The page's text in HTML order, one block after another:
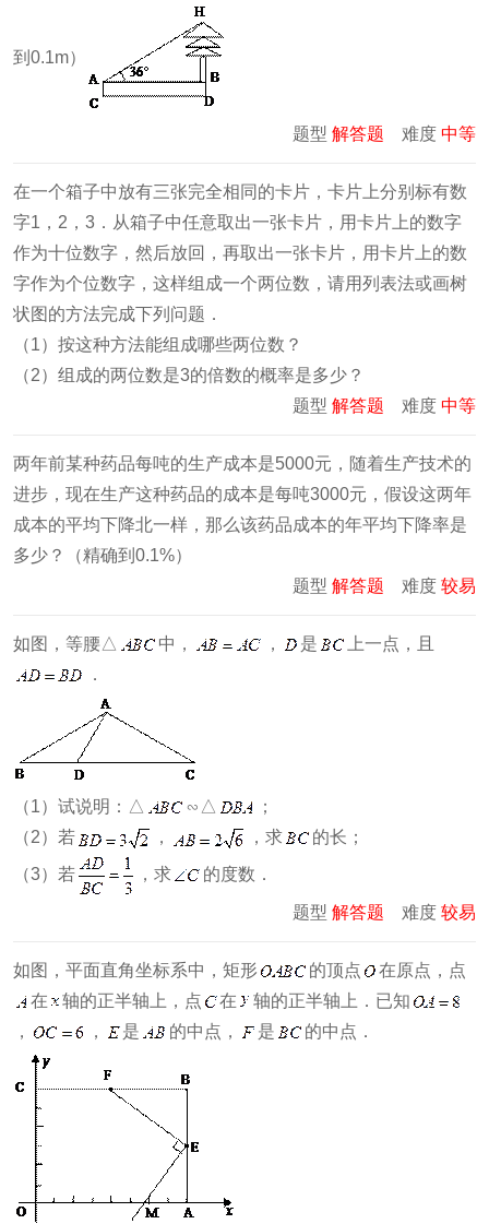
到0.1m）
题型 解答题 难度 中等
在一个箱子中放有三张完全相同的卡片，卡片上分别标有数
字1，2，3．从箱子中任意取出一张卡片，用卡片上的数字
作为十位数字，然后放回，再取出一张卡片，用卡片上的数
字作为个位数字，这样组成一个两位数，请用列表法或画树
状图的方法完成下列问题．
（1）按这种方法能组成哪些两位数？
（2）组成的两位数是3的倍数的概率是多少？
题型 解答题 难度 中等
两年前某种药品每吨的生产成本是5000元，随着生产技术的
进步，现在生产这种药品的成本是每吨3000元，假设这两年
成本的平均下降北一样，那么该药品成本的年平均下降率是
多少？（精确到0.1%）
题型 解答题 难度 较易
如图，等腰△ 中， ， 是
上一点，且
．
（1）试说明：△ ∽△
；
（2）若
， ，求
的长；
（3）若
，求 的度数．
题型 解答题 难度 较易
如图，平面直角坐标系中，矩形 的顶点
在原点，点
在
轴的正半轴上，点 在
轴的正半轴上．已知
，
， 是 的中点， 是 的中点．